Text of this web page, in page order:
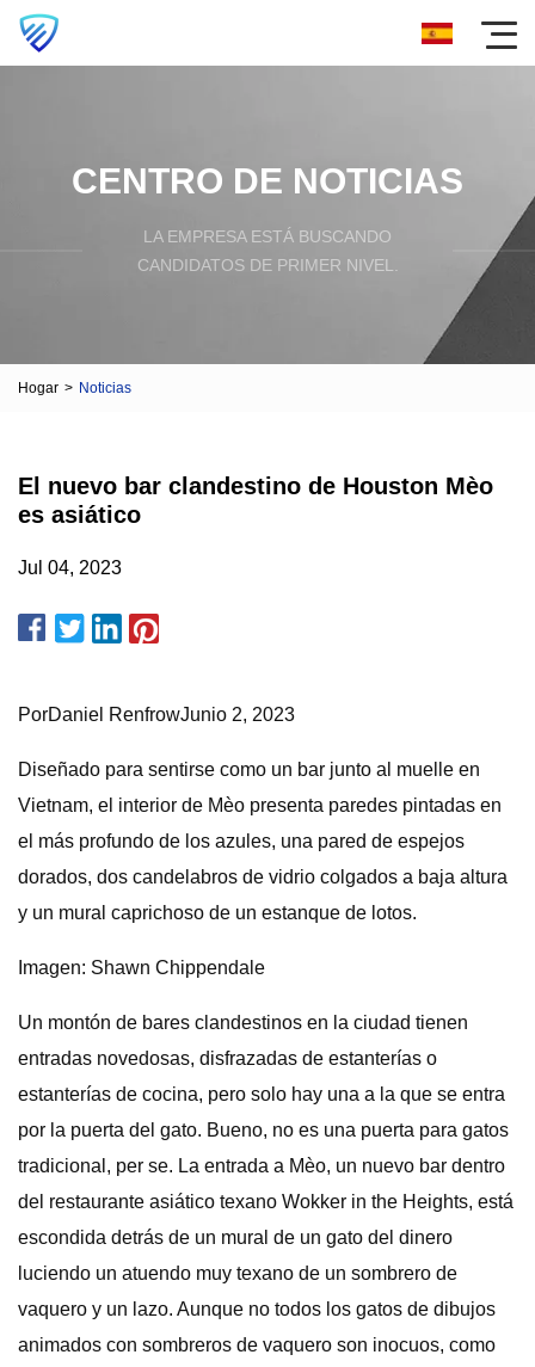
CENTRO DE NOTICIAS
LA EMPRESA ESTÁ BUSCANDO
CANDIDATOS DE PRIMER NIVEL.
Hogar > Noticias
El nuevo bar clandestino de Houston Mèo
es asiático
Jul 04, 2023
PorDaniel RenfrowJunio ​​2, 2023
Diseñado para sentirse como un bar junto al muelle en
Vietnam, el interior de Mèo presenta paredes pintadas en
el más profundo de los azules, una pared de espejos
dorados, dos candelabros de vidrio colgados a baja altura
y un mural caprichoso de un estanque de lotos.
Imagen: Shawn Chippendale
Un montón de bares clandestinos en la ciudad tienen
entradas novedosas, disfrazadas de estanterías o
estanterías de cocina, pero solo hay una a la que se entra
por la puerta del gato. Bueno, no es una puerta para gatos
tradicional, per se. La entrada a Mèo, un nuevo bar dentro
del restaurante asiático texano Wokker in the Heights, está
escondida detrás de un mural de un gato del dinero
luciendo un atuendo muy texano de un sombrero de
vaquero y un lazo. Aunque no todos los gatos de dibujos
animados con sombreros de vaquero son inocuos, como